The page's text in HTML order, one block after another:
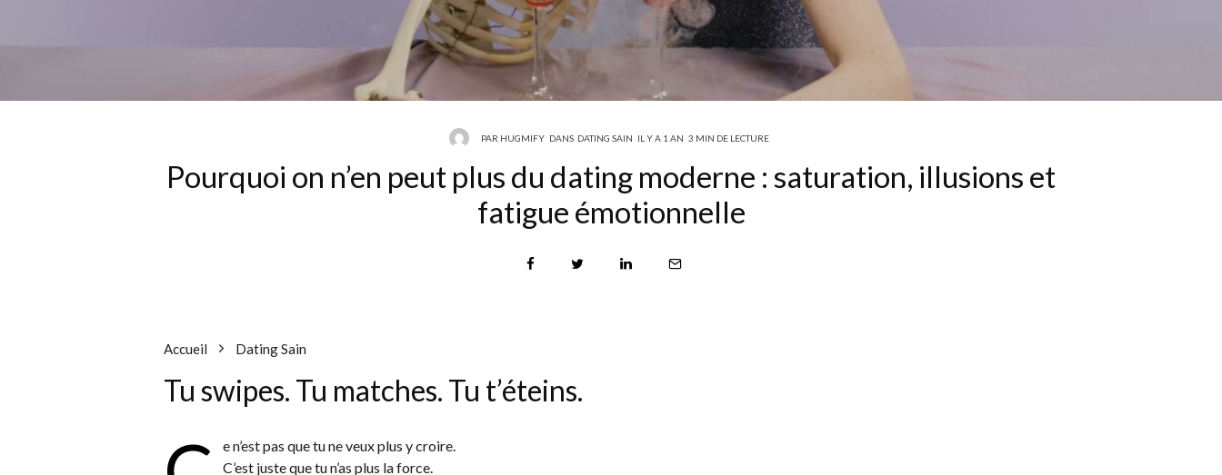
PAR HUGMIFY DANS DATING SAIN IL Y A 1 AN 3 MIN DE LECTURE
Pourquoi on n’en peut plus du dating moderne : saturation, illusions et
fatigue émotionnelle
Accueil Dating Sain
Tu swipes. Tu matches. Tu t’éteins.
e n’est pas que tu ne veux plus y croire.
C’est juste que tu n’as plus la force.